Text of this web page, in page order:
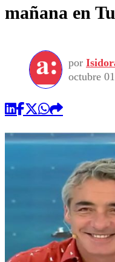
mañana en
por
octubre